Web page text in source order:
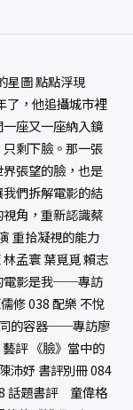
星圖 點點浮現
，他追攝城市裡
座又一座納入鏡
剩下臉。那一張
張望的臉，也是
們拆解電影的結
角，重新認識蔡
重拾凝視的能力
孟寰 葉覓覓 賴志
電影是我──專訪
修 038 配樂 不悅
同的容器──專訪廖
評 《臉》當中的
沛妤 書評別冊 084
話題書評 童偉格